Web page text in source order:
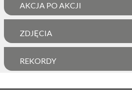
AKCJA PO AKCJI
ZDJĘCIA
REKORDY